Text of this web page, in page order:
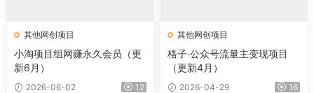
其他网创项目
小淘项目组网赚永久会员（更
新6月）
2026-06-02 12
其他网创项目
格子·公众号流量主变现项目
（更新4月）
2026-04-29 16